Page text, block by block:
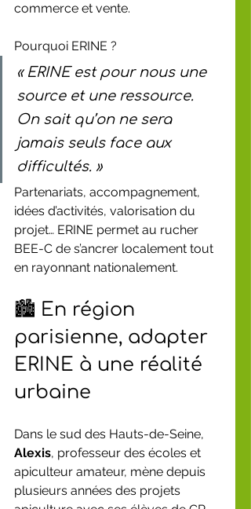
commerce et vente.
Pourquoi ERINE ?
« ERINE est pour nous une
source et une ressource.
On sait qu’on ne sera
jamais seuls face aux
difficultés. »
Partenariats, accompagnement,
idées d’activités, valorisation du
projet… ERINE permet au rucher
BEE-C de s’ancrer localement tout
en rayonnant nationalement.
🏙️ En région
parisienne, adapter
ERINE à une réalité
urbaine
Dans le sud des Hauts-de-Seine,
Alexis, professeur des écoles et
apiculteur amateur, mène depuis
plusieurs années des projets